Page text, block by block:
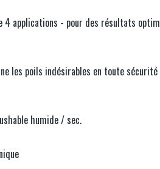
4 applications - pour des résultats
les poils indésirables en toute
humide / sec.